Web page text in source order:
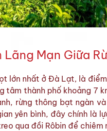
Mạn Giữa
lớn nhất ở Đà Lạt, là
thành phố khoảng 7
rừng thông bạt ngàn
yên bình, đây chính là
qua đồi Rôbin để chiêm